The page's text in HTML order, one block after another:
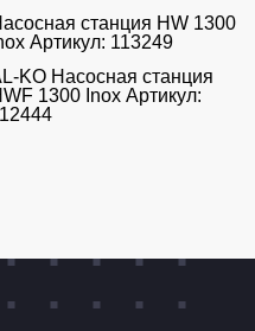
станция HW 1300
Артикул: 113249
KO Насосная станция
1300 Inox Артикул: